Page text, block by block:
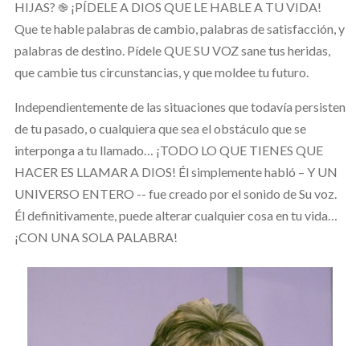
HIJAS? ֎ ¡PÍDELE A DIOS QUE LE HABLE A TU VIDA!
Que te hable palabras de cambio, palabras de satisfacción, y
palabras de destino. Pídele QUE SU VOZ sane tus heridas,
que cambie tus circunstancias, y que moldee tu futuro.
Independientemente de las situaciones que todavía persisten
de tu pasado, o cualquiera que sea el obstáculo que se
interponga a tu llamado… ¡TODO LO QUE TIENES QUE
HACER ES LLAMAR A DIOS! Él simplemente habló – Y UN
UNIVERSO ENTERO -- fue creado por el sonido de Su voz.
Él definitivamente, puede alterar cualquier cosa en tu vida…
¡CON UNA SOLA PALABRA!